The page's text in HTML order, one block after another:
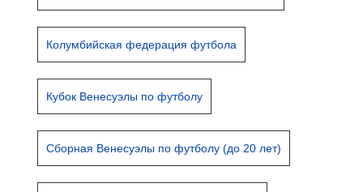
Колумбийская федерация футбола
Кубок Венесуэлы по футболу
Сборная Венесуэлы по футболу (до 20 лет)